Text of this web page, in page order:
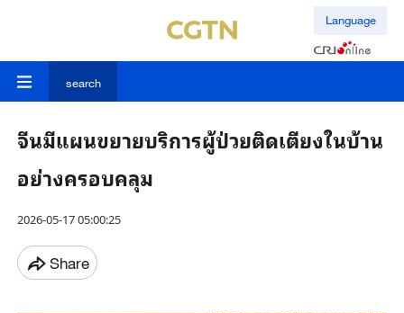
Language
search
จีนมีแผนขยายบริการผู้ป่วยติดเตียงในบ้าน
อย่างครอบคลุม
2026-05-17 05:00:25
Share